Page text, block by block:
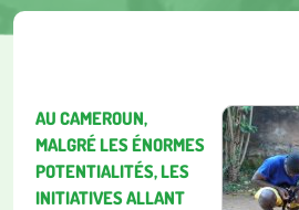
AU CAMEROUN,
MALGRÉ LES ÉNORMES
POTENTIALITÉS, LES
INITIATIVES ALLANT